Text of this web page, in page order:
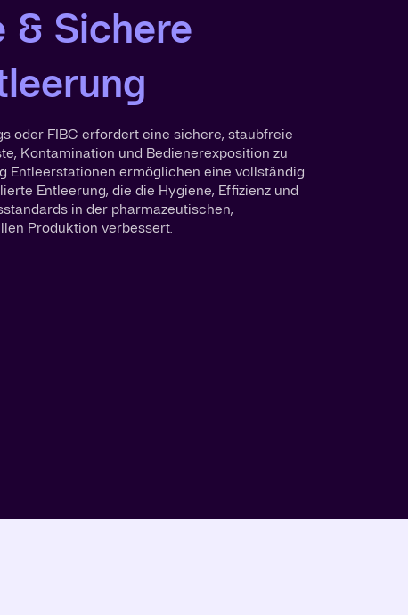
& Sichere
oder FIBC erfordert eine sichere, staubfreie
Kontamination und Bedienerexposition zu
Entleerstationen ermöglichen eine vollständig
Entleerung, die die Hygiene, Effizienz und
in der pharmazeutischen,
Produktion verbessert.